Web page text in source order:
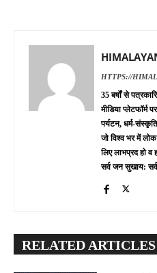
HTTPS://
35 बर्षों से
मीडिया प्लेटफॉर्म
पर्यटन, धर्म-
जो विश्व भर में
लिए लाभप्रद हो
सर्व जन सुखाय:
RELATED ARTICLES